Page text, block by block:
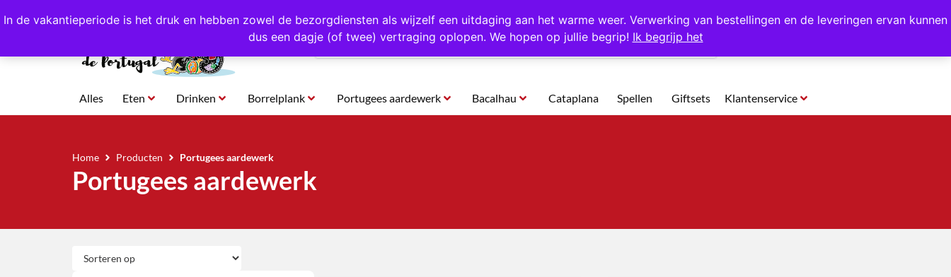
In de vakantieperiode is het druk en hebben zowel de bezorgdiensten als wijzelf een uitdaging aan het warme weer. Verwerking van bestellingen en de leveringen ervan kunnen
dus een dagje (of twee) vertraging oplopen. We hopen op jullie begrip! Ik begrijp het
4,8/5,0 sterren beoordeeld! Eigen import uit Portugal Altijd 1000 verschillende producten op voorraad Gratis op te halen in Hansweert
Alles Eten Drinken Borrelplank Portugees aardewerk Bacalhau Cataplana Spellen Giftsets Klantenservice
Home Producten Portugees aardewerk
Portugees aardewerk